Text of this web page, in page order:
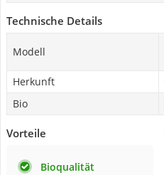
Technische Details
Modell
Herkunft
Bio
Vorteile
Bioqualität